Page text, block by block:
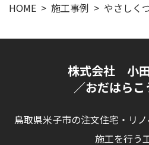
HOME 施工事例 やさしく
株式会社 小
／おだはらこ
鳥取県米子市の注文住宅・リ
施工を行う